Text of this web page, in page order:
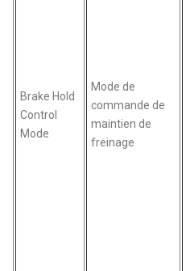
Brake Hold
Control
Mode
Mode de
commande de
maintien de
freinage